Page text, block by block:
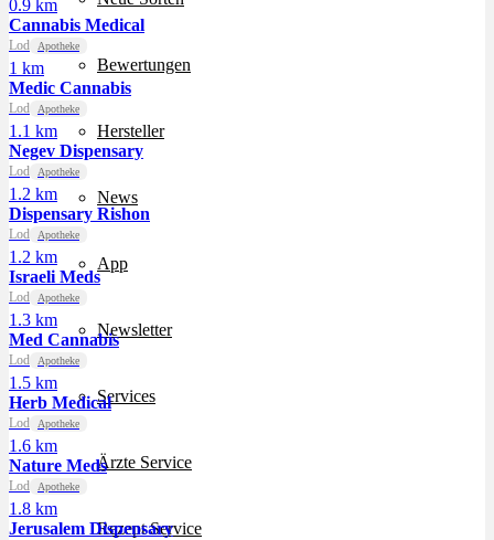
Bewertungen
Hersteller
News
App
Newsletter
Services
Ärzte Service
Rezept Service
0.9 km
Cannabis Medical
Lod Apotheke
1 km
Medic Cannabis
Lod Apotheke
1.1 km
Negev Dispensary
Lod Apotheke
1.2 km
Dispensary Rishon
Lod Apotheke
1.2 km
Israeli Meds
Lod Apotheke
1.3 km
Med Cannabis
Lod Apotheke
1.5 km
Herb Medical
Lod Apotheke
1.6 km
Nature Meds
Lod Apotheke
1.8 km
Jerusalem Dispensary